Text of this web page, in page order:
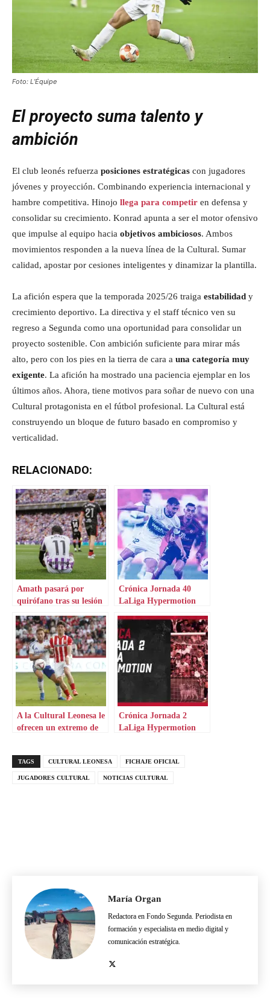
Foto: L’Équipe
El proyecto suma talento y
ambición
El club leonés refuerza posiciones estratégicas con jugadores
jóvenes y proyección. Combinando experiencia internacional y
hambre competitiva. Hinojo llega para competir en defensa y
consolidar su crecimiento. Konrad apunta a ser el motor ofensivo
que impulse al equipo hacia objetivos ambiciosos. Ambos
movimientos responden a la nueva línea de la Cultural. Sumar
calidad, apostar por cesiones inteligentes y dinamizar la plantilla.
La afición espera que la temporada 2025/26 traiga estabilidad y
crecimiento deportivo. La directiva y el staff técnico ven su
regreso a Segunda como una oportunidad para consolidar un
proyecto sostenible. Con ambición suficiente para mirar más
alto, pero con los pies en la tierra de cara a una categoría muy
exigente. La afición ha mostrado una paciencia ejemplar en los
últimos años. Ahora, tiene motivos para soñar de nuevo con una
Cultural protagonista en el fútbol profesional. La Cultural está
construyendo un bloque de futuro basado en compromiso y
verticalidad.
RELACIONADO:
Amath pasará por
quirófano tras su lesión
Crónica Jornada 40
LaLiga Hypermotion
A la Cultural Leonesa le
ofrecen un extremo de
Crónica Jornada 2
LaLiga Hypermotion
TAGS CULTURAL LEONESA FICHAJE OFICIAL
JUGADORES CULTURAL NOTICIAS CULTURAL
María Organ
Redactora en Fondo Segunda. Periodista en
formación y especialista en medio digital y
comunicación estratégica.